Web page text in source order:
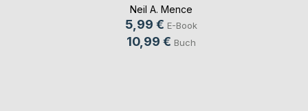
Neil A. Mence
5,99 € E-Book
10,99 € Buch